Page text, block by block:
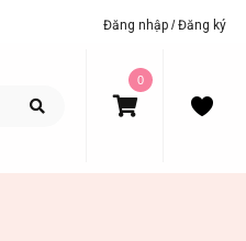
Đăng nhập /Đăng ký
0